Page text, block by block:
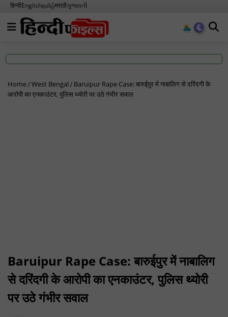
हिन्दीEnglishதமிழ்मराठीગુજરાતી
Home West Bengal
Baruipur Rape Case: बारुईपुर में नाबालिग से दरिंदगी के
आरोपी का एनकाउंटर, पुलिस थ्योरी पर उठे गंभीर सवाल
Baruipur Rape Case: बारुईपुर में नाबालिग
से दरिंदगी के आरोपी का एनकाउंटर, पुलिस थ्योरी
पर उठे गंभीर सवाल